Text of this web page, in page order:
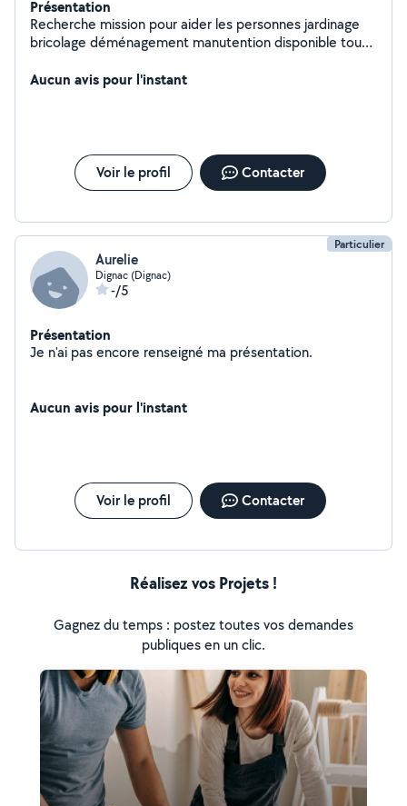
Présentation
Recherche mission pour aider les personnes jardinage
bricolage déménagement manutention disponible tous
Aucun avis pour l'instant
Voir le profil Contacter
Particulier
Aurelie
Dignac (Dignac)
-/5
Présentation
Je n'ai pas encore renseigné ma présentation.
Aucun avis pour l'instant
Voir le profil Contacter
Réalisez vos Projets !
Gagnez du temps : postez toutes vos demandes
publiques en un clic.